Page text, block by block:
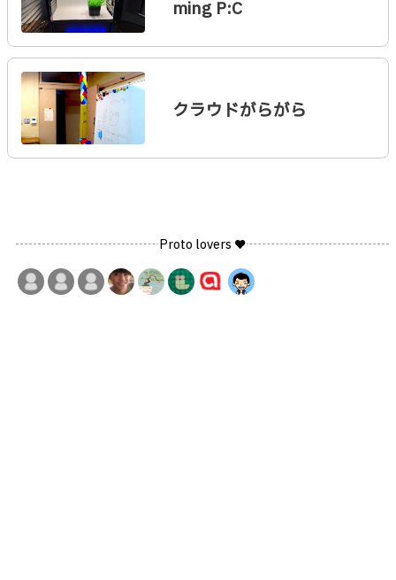
ming P:C
クラウドがらがら
Proto lovers ♥